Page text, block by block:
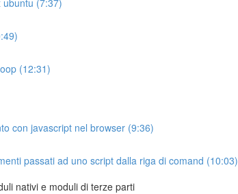
(12:31)
con javascript nel browser (9:36)
passati ad uno script dalla riga di comand (10:03)
nativi e moduli di terze parti